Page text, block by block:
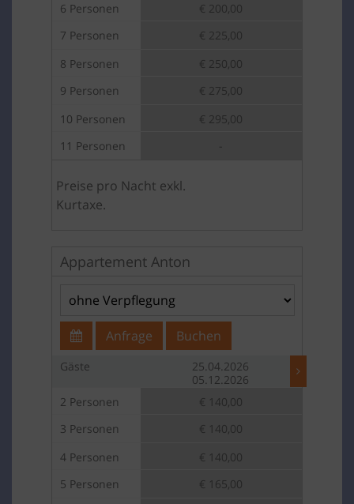
6 Personen
7 Personen
8 Personen
9 Personen
10 Personen
11 Personen
€ 200,00
€ 225,00
€ 250,00
€ 275,00
€ 295,00
Preise pro Nacht exkl.
Kurtaxe.
Appartement Anton
Anfrage Buchen
Gäste
2 Personen
3 Personen
4 Personen
5 Personen
25.04.2026
05.12.2026
€ 140,00
€ 140,00
€ 140,00
€ 165,00